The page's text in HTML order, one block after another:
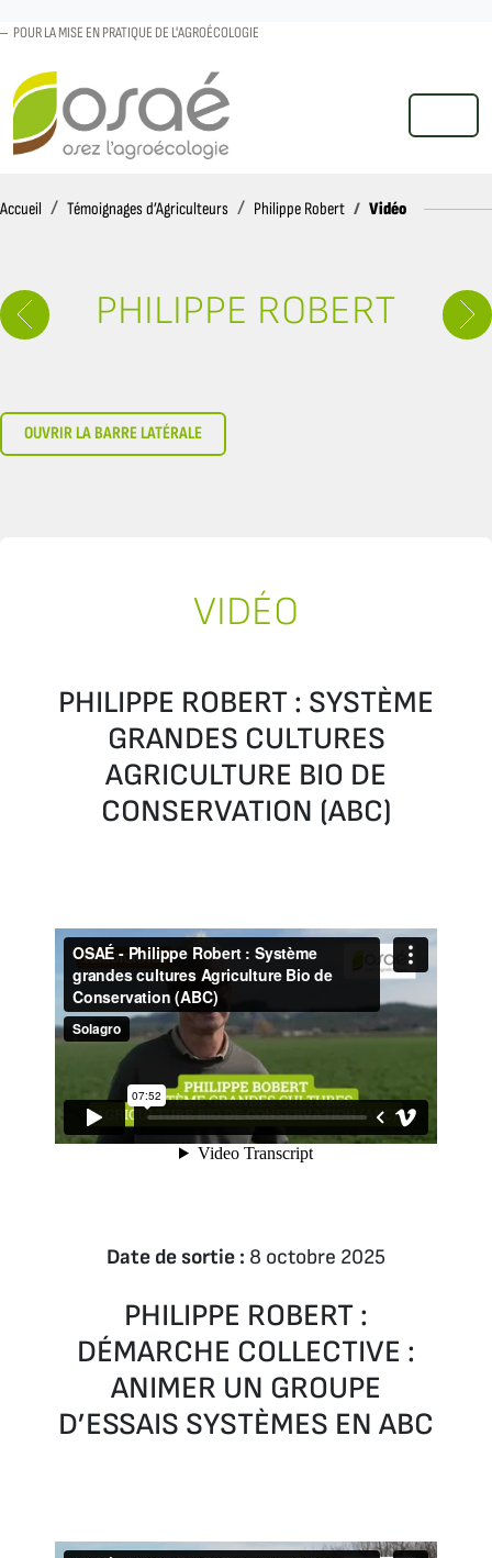
POUR LA MISE EN PRATIQUE DE L'AGROÉCOLOGIE
MENU
Accueil AccueilTémoignages d’Agriculteurs Philippe Robert Vidéo
PHILIPPE ROBERT
OUVRIR LA BARRE LATÉRALE
VIDÉO
PHILIPPE ROBERT : SYSTÈME
GRANDES CULTURES
AGRICULTURE BIO DE
CONSERVATION (ABC)
Date de sortie : 8 octobre 2025
PHILIPPE ROBERT :
DÉMARCHE COLLECTIVE :
ANIMER UN GROUPE
D’ESSAIS SYSTÈMES EN ABC